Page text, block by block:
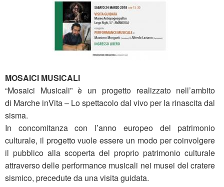
MOSAICI MUSICALI
“Mosaici Musicali” è un progetto realizzato nell’ambito
di Marche inVita – Lo spettacolo dal vivo per la rinascita dal
sisma.
In concomitanza con l’anno europeo del patrimonio
culturale, il progetto vuole essere un modo per coinvolgere
il pubblico alla scoperta del proprio patrimonio culturale
attraverso delle performance musicali nei musei del cratere
sismico, precedute da una visita guidata.